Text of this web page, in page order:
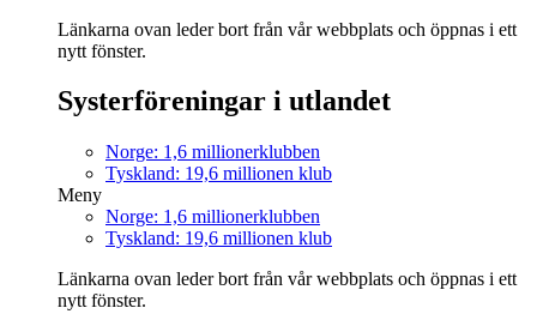
Länkarna ovan leder bort från vår webbplats och öppnas i ett
nytt fönster.
Systerföreningar i utlandet
Norge: 1,6 millionerklubben
Tyskland: 19,6 millionen klub
Meny
Norge: 1,6 millionerklubben
Tyskland: 19,6 millionen klub
Länkarna ovan leder bort från vår webbplats och öppnas i ett
nytt fönster.